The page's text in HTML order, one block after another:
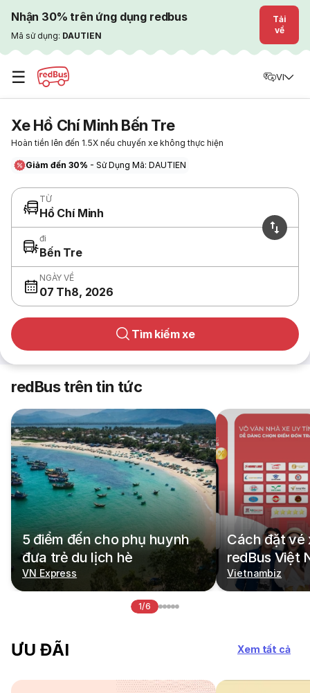
Nhận 30% trên ứng dụng redbus
Mã sử dụng: DAUTIEN
Tải
về
☰ VI
Xe Hồ Chí Minh Bến Tre
Hoàn tiền lên đến 1.5X nếu chuyến xe không thực hiện
Giảm đến 30% - Sử Dụng Mã: DAUTIEN
TỪ
Hồ Chí Minh
đi
Bến Tre
NGÀY VỀ
07 Th8, 2026
Tìm kiếm xe
redBus trên tin tức
5 điểm đến cho phụ huynh
đưa trẻ du lịch hè
VN Express
Cách đặt vé
redBus Việt
Vietnambiz
1/6
ƯU ĐÃI Xem tất cả